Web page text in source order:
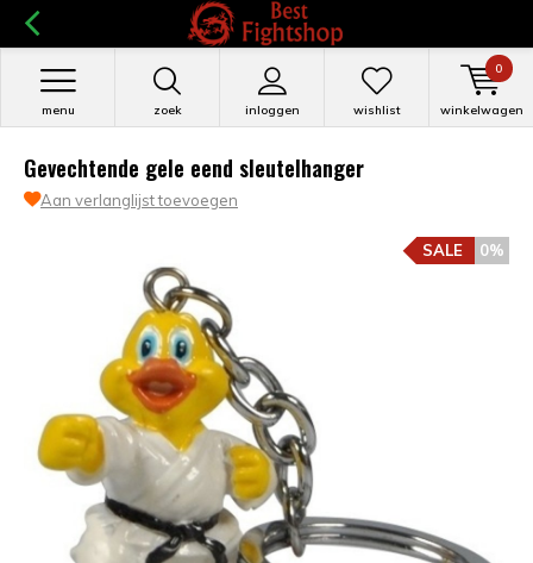
zoek inloggen
menu wishlist winkelwagen
0
Gevechtende gele eend sleutelhanger
Aan verlanglijst toevoegen
0%
SALE